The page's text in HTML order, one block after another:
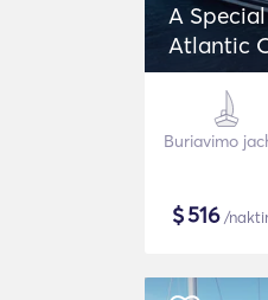
A
Atlantic
Buriavimo
$516/